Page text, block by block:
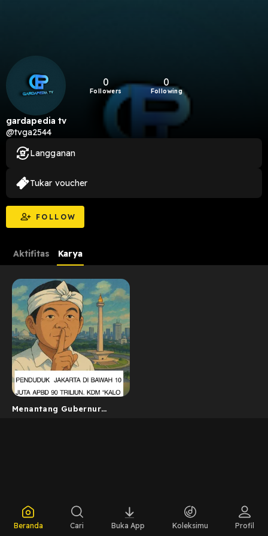
0
Followers
0
Following
gardapedia tv
@tvga2544
FOLLOW
Langganan
Tukar voucher
Aktifitas Karya
Menantang Gubernur
Beranda Cari Buka App Koleksimu Profil